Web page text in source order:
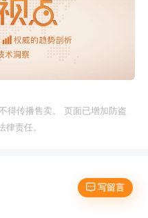
得传播售卖。 页面已增加防盗
责任。
 写留言